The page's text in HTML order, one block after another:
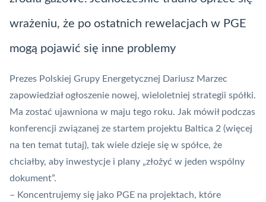
wrażeniu, że po ostatnich rewelacjach w PGE
mogą pojawić się inne problemy
Prezes Polskiej Grupy Energetycznej Dariusz Marzec
zapowiedział ogłoszenie nowej, wieloletniej strategii spółki.
Ma zostać ujawniona w maju tego roku. Jak mówił podczas
konferencji związanej ze startem projektu Baltica 2 (więcej
na ten temat tutaj), tak wiele dzieje się w spółce, że
chciałby, aby inwestycje i plany „złożyć w jeden wspólny
dokument”.
– Koncentrujemy się jako PGE na projektach, które